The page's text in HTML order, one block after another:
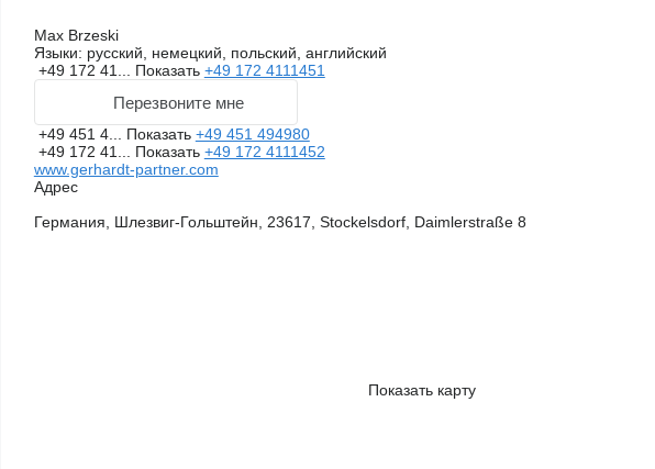
Max Brzeski
Языки: русский, немецкий, польский, английский
+49 172 41... Показать +49 172 4111451
Перезвоните мне
+49 451 4... Показать +49 451 494980
+49 172 41... Показать +49 172 4111452
www.gerhardt-partner.com
Адрес
Германия, Шлезвиг-Гольштейн, 23617, Stockelsdorf, Daimlerstraße 8
Показать карту